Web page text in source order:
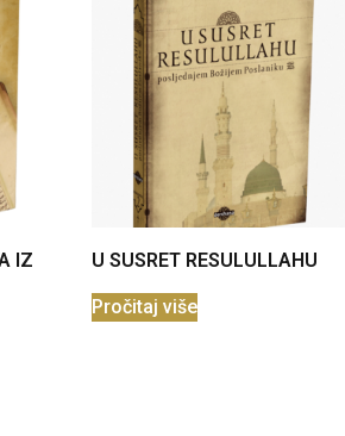
IZ
U SUSRET RESULULLAHU
Pročitaj više